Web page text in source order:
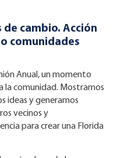
cambio. Acción
comunidades
Anual, un momento
la comunidad. Mostramos
ideas y generamos
vecinos y
para crear una Florida